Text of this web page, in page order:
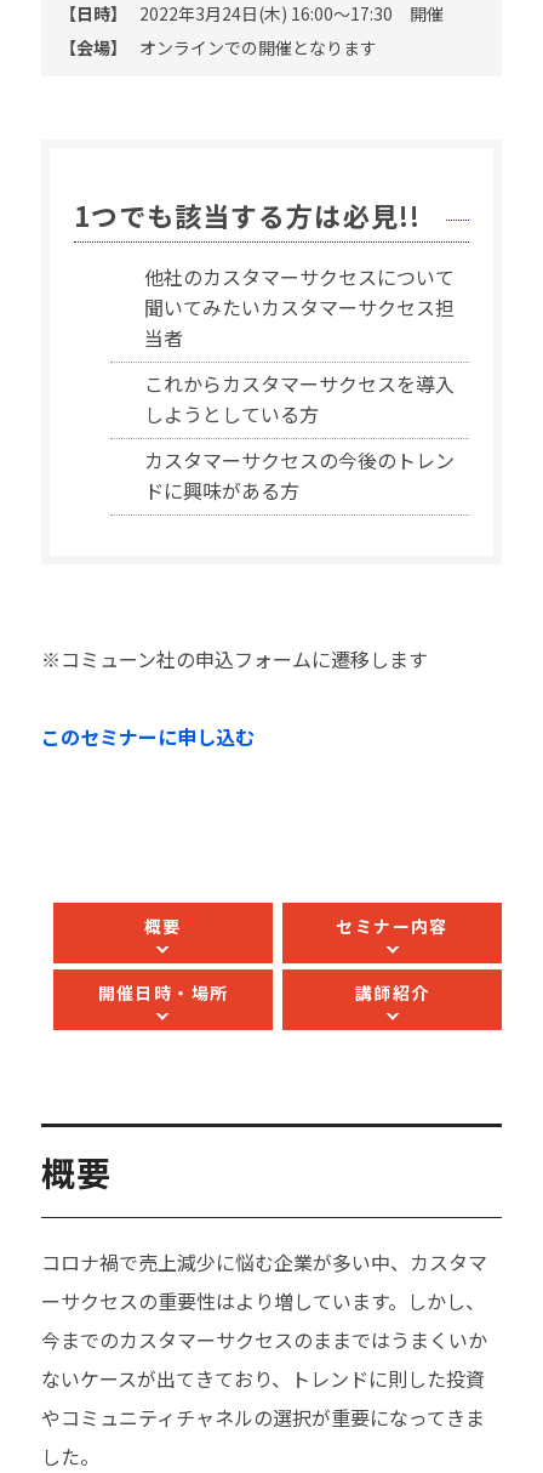
【日時】
2022年3月24日(木) 16:00～17:30 開催
【会場】
オンラインでの開催となります
1つでも該当する方は必見!!
他社のカスタマーサクセスについて
聞いてみたいカスタマーサクセス担
当者
これからカスタマーサクセスを導入
しようとしている方
カスタマーサクセスの今後のトレン
ドに興味がある方
※コミューン社の申込フォームに遷移します
このセミナーに申し込む
概要 セミナー内容
開催日時・場所 講師紹介
概要
コロナ禍で売上減少に悩む企業が多い中、カスタマ
ーサクセスの重要性はより増しています。しかし、
今までのカスタマーサクセスのままではうまくいか
ないケースが出てきており、トレンドに則した投資
やコミュニティチャネルの選択が重要になってきま
した。